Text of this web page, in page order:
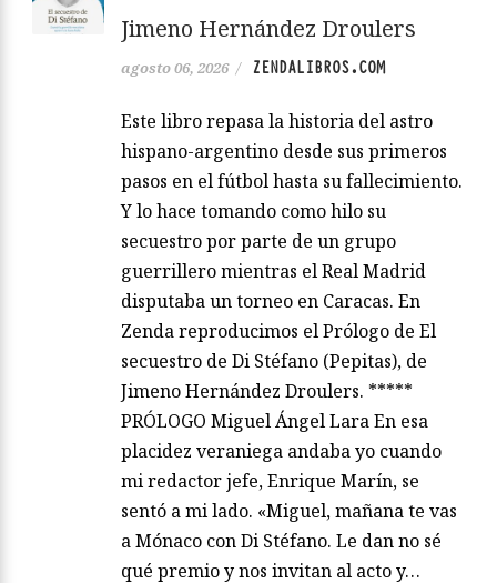
Jimeno Hernández Droulers
agosto 06, 2026 / ZENDALIBROS.COM
Este libro repasa la historia del astro
hispano-argentino desde sus primeros
pasos en el fútbol hasta su fallecimiento.
Y lo hace tomando como hilo su
secuestro por parte de un grupo
guerrillero mientras el Real Madrid
disputaba un torneo en Caracas. En
Zenda reproducimos el Prólogo de El
secuestro de Di Stéfano (Pepitas), de
Jimeno Hernández Droulers. *****
PRÓLOGO Miguel Ángel Lara En esa
placidez veraniega andaba yo cuando
mi redactor jefe, Enrique Marín, se
sentó a mi lado. «Miguel, mañana te vas
a Mónaco con Di Stéfano. Le dan no sé
qué premio y nos invitan al acto y…